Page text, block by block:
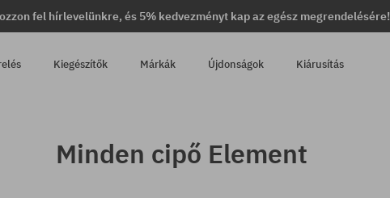
fel hírlevelünkre, és 5% kedvezményt kap az egész megrendelésére!
Kiegészítők Márkák Újdonságok Kiárusítás
Minden cipő Element